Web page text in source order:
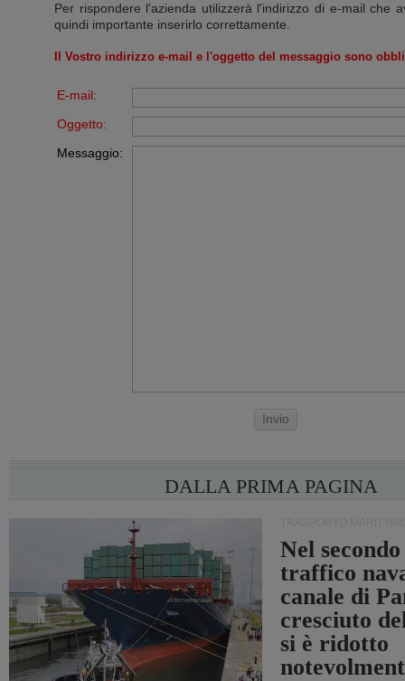
Per rispondere l'azienda utilizzerà l'indirizzo di e-mail che
quindi importante inserirlo correttamente.
Il Vostro indirizzo e-mail e l'oggetto del messaggio sono
E-mail:
Oggetto:
Messaggio:
Invio
DALLA PRIMA PAGINA
Nel
traffico
canale di
cresciuto
si è ridotto